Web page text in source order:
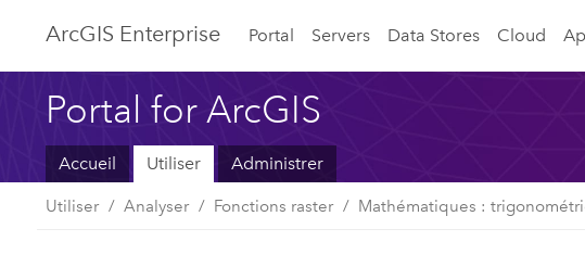
ArcGIS Enterprise Portal Servers Data Stores Cloud
Portal for ArcGIS
Accueil Utiliser Administrer
Utiliser Analyser Fonctions raster Mathématiques :